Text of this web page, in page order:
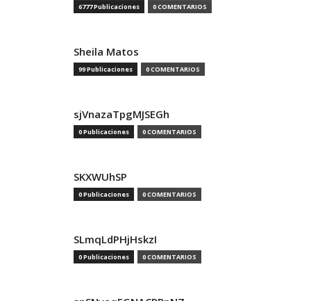
6777 Publicaciones 0 COMENTARIOS
Sheila Matos
99 Publicaciones 0 COMENTARIOS
sjVnazaTpgMJSEGh
0 Publicaciones 0 COMENTARIOS
SKXWUhSP
0 Publicaciones 0 COMENTARIOS
SLmqLdPHjHskzI
0 Publicaciones 0 COMENTARIOS